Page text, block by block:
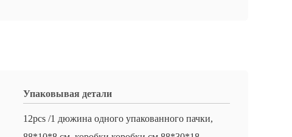
Упаковывая детали
12pcs /1 дюжина одного упакованного пачки,